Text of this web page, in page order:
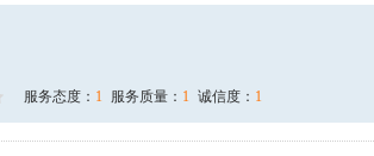
服务态度： 1 服务质量： 1 诚信度： 1